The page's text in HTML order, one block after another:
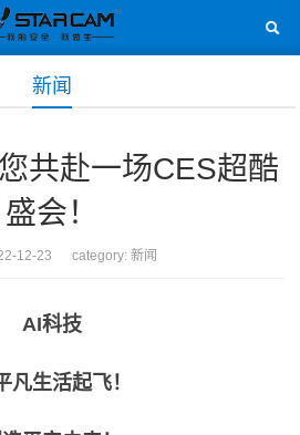
新闻
共赴一场CES超酷
盛会！
12-23 category: 新闻
AI科技
凡生活起飞！